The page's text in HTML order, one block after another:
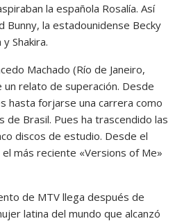
la española Rosalía. Así
Bunny, la estadounidense Becky
Shakira.
Machado (Río de Janeiro,
relato de superación. Desde
hasta forjarse una carrera como
de Brasil. Pues ha trascendido las
discos de estudio. Desde el
más reciente «Versions of Me»
de MTV llega después de
latina del mundo que alcanzó